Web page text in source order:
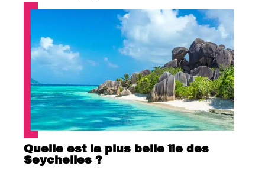
Quelle est la plus belle île des
Seychelles ?